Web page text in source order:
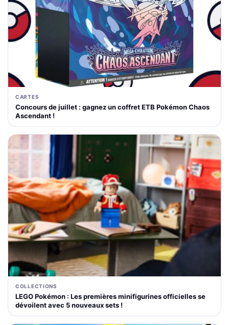
CARTES
Concours de juillet : gagnez un coffret ETB Pokémon Chaos
Ascendant !
COLLECTIONS
LEGO Pokémon : Les premières minifigurines officielles se
dévoilent avec 5 nouveaux sets !